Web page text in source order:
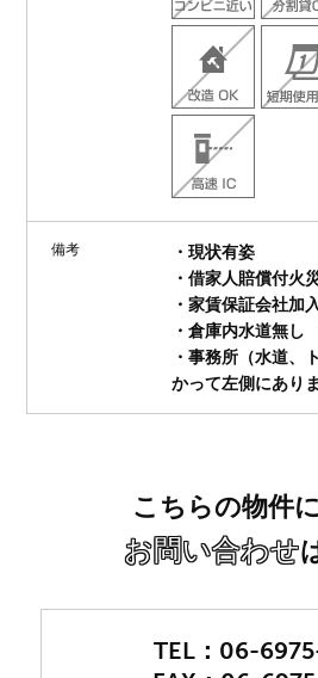
備考
・現状有姿
・借家人賠償付火
・家賃保証会社加
・倉庫内水道無し
・事務所（水道、
かって左側にあり
こちらの物件
お問い合わせ
06-